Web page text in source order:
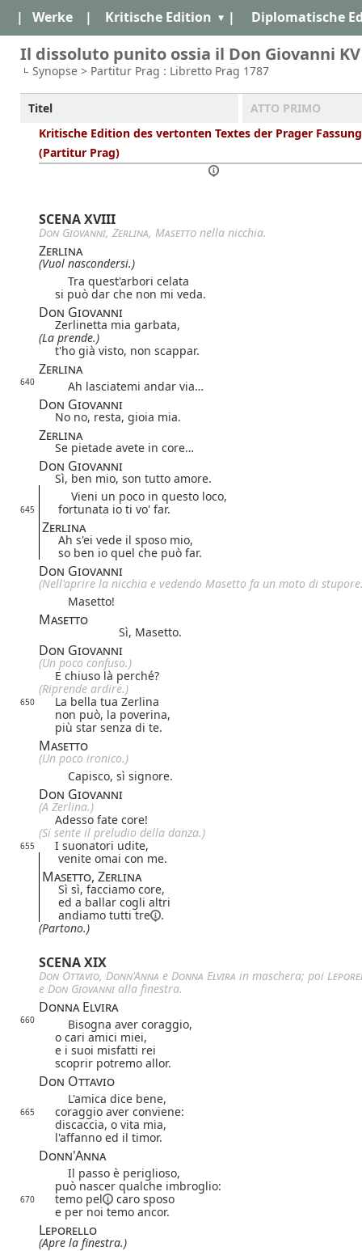
| Werke | Kritische Edition | Diplomatische
Il dissoluto punito ossia il Don Giovanni KV
Synopse > Partitur Prag : Libretto Prag 1787
Titel
ATTO PRIMO
Kritische Edition des vertonten Textes der Prager Fassung
(Partitur Prag)
SCENA XVIII
Don Giovanni, Zerlina, Masetto nella nicchia.
Zerlina
(Vuol nascondersi.)
Tra quest'arbori celata
si può dar che non mi veda.
Don Giovanni
Zerlinetta mia garbata,
(La prende.)
t'ho già visto, non scappar.
Zerlina
640 Ah lasciatemi andar via…
Don Giovanni
No no, resta, gioia mia.
Zerlina
Se pietade avete in core…
Don Giovanni
Sì, ben mio, son tutto amore.
Vieni un poco in questo loco,
645 fortunata io ti vo' far.
Zerlina
Ah s'ei vede il sposo mio,
so ben io quel che può far.
Don Giovanni
(Nell'aprire la nicchia e vedendo Masetto fa un moto di
Masetto!
Masetto
Sì, Masetto.
Don Giovanni
(Un poco confuso.)
E chiuso là perché?
(Riprende ardire.)
650
La bella tua Zerlina
non può, la poverina,
più star senza di te.
Masetto
(Un poco ironico.)
Capisco, sì signore.
Don Giovanni
(A Zerlina.)
Adesso fate core!
(Si sente il preludio della danza.)
655
I suonatori udite,
venite omai con me.
Masetto, Zerlina
Sì sì, facciamo core,
ed a ballar cogli altri
andiamo tutti tre
.
(Partono.)
SCENA XIX
Don Ottavio, Donn'Anna e Donna Elvira in maschera; poi
e Don Giovanni alla finestra.
Donna Elvira
660
Bisogna aver coraggio,
o cari amici miei,
e i suoi misfatti rei
scoprir potremo allor.
Don Ottavio
L'amica dice bene,
665
coraggio aver conviene:
discaccia, o vita mia,
l'affanno ed il timor.
Donn'Anna
Il passo è periglioso,
può nascer qualche imbroglio:
670 temo pel
caro sposo
e per noi temo ancor.
Leporello
(Apre la finestra.)